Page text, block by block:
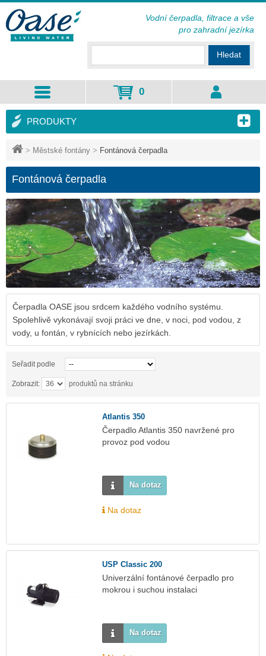
> Městské fontány > Fontánová čerpadla
Fontánová čerpadla
Čerpadla OASE jsou srdcem každého vodního systému.
Spolehlivě vykonávají svoji práci ve dne, v noci, pod vodou, z
vody, u fontán, v rybnících nebo jezírkách.
Seřadit podle
Zobrazit: produktů na stránku
Atlantis 350
Čerpadlo Atlantis 350 navržené pro
provoz pod vodou
Na dotaz
Na dotaz
USP Classic 200
Univerzální fontánové čerpadlo pro
mokrou i suchou instalaci
Na dotaz
PRODUKTY
Hledat
0
Vodní čerpadla, filtrace a vše
pro zahradní jezírka